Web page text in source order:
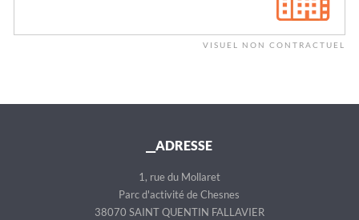
VISUEL NON CONTRACTUEL
__ADRESSE
1, rue du Mollaret
Parc d'activité de Chesnes
38070 SAINT QUENTIN FALLAVIER